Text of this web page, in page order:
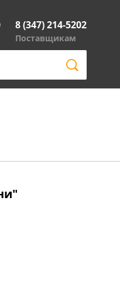
8 (347) 214-5202
Поставщикам